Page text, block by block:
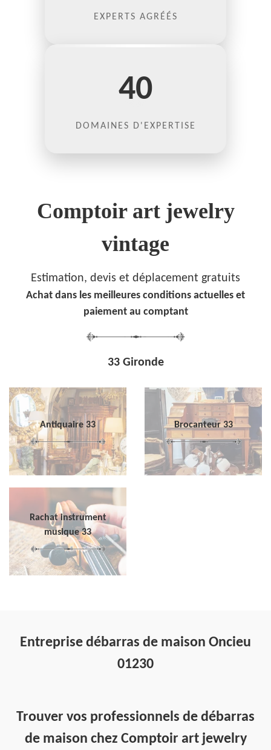
EXPERTS AGRÉÉS
40
DOMAINES D'EXPERTISE
Comptoir art jewelry
vintage
Estimation, devis et déplacement gratuits
Achat dans les meilleures conditions actuelles et
paiement au comptant
33 Gironde
Antiquaire 33 Brocanteur 33
Rachat instrument
musique 33
Entreprise débarras de maison Oncieu
01230
Trouver vos professionnels de débarras
de maison chez Comptoir art jewelry